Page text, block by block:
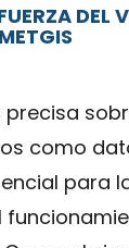
DEL
como
para